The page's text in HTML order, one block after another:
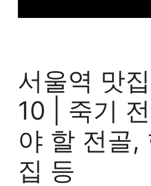
서울역 맛
10 | 죽기
야 할 전골,
집 등